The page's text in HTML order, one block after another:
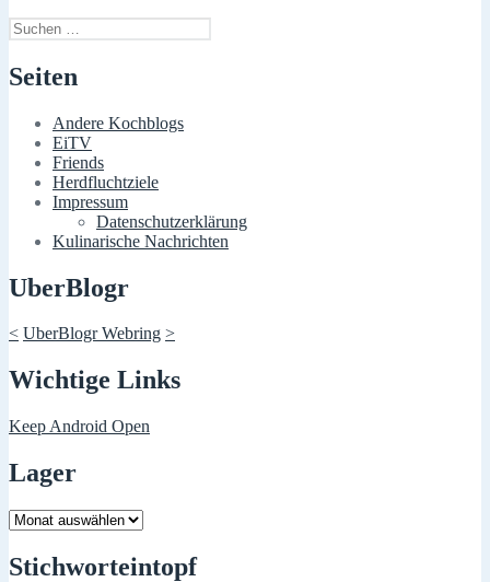
Suchen
nach:
Seiten
Andere Kochblogs
EiTV
Friends
Herdfluchtziele
Impressum
Datenschutzerklärung
Kulinarische Nachrichten
UberBlogr
< UberBlogr Webring >
Wichtige Links
Keep Android Open
Lager
Lager
Stichworteintopf